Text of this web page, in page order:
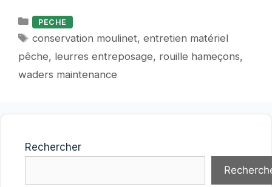
Catégories
PECHE
Étiquettes
conservation moulinet,entretien matériel
pêche, leurres entreposage, rouille hameçons,
waders maintenance
Rechercher